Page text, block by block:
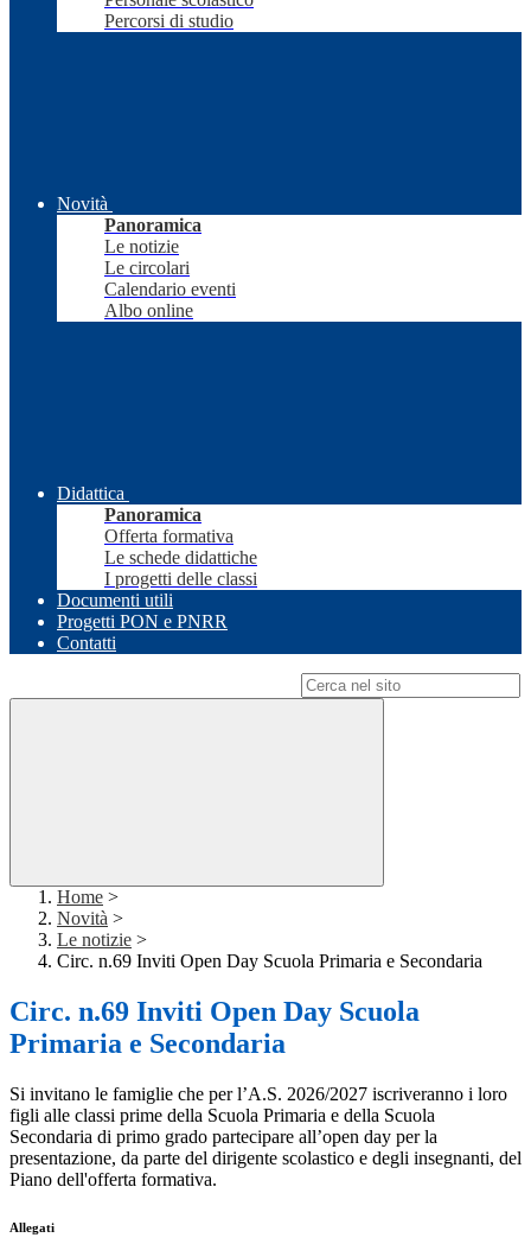
Percorsi di studio
Novità
Panoramica
Le notizie
Le circolari
Calendario eventi
Albo online
Didattica
Panoramica
Offerta formativa
Le schede didattiche
I progetti delle classi
Documenti utili
Progetti PON e PNRR
Contatti
Home >
Novità >
Le notizie >
Circ. n.69 Inviti Open Day Scuola Primaria e Secondaria
Circ. n.69 Inviti Open Day Scuola
Primaria e Secondaria
Si invitano le famiglie che per l’A.S. 2026/2027 iscriveranno i loro
figli alle classi prime della Scuola Primaria e della Scuola
Secondaria di primo grado partecipare all’open day per la
presentazione, da parte del dirigente scolastico e degli insegnanti, del
Piano dell'offerta formativa.
Allegati